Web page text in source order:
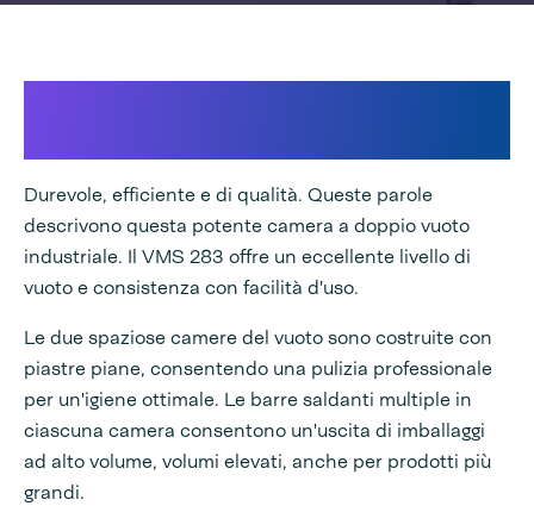
Durevole, efficiente e di qualità. Queste parole
descrivono questa potente camera a doppio vuoto
industriale. Il VMS 283 offre un eccellente livello di
vuoto e consistenza con facilità d'uso.
Le due spaziose camere del vuoto sono costruite con
piastre piane, consentendo una pulizia professionale
per un'igiene ottimale. Le barre saldanti multiple in
ciascuna camera consentono un'uscita di imballaggi
ad alto volume, volumi elevati, anche per prodotti più
grandi.